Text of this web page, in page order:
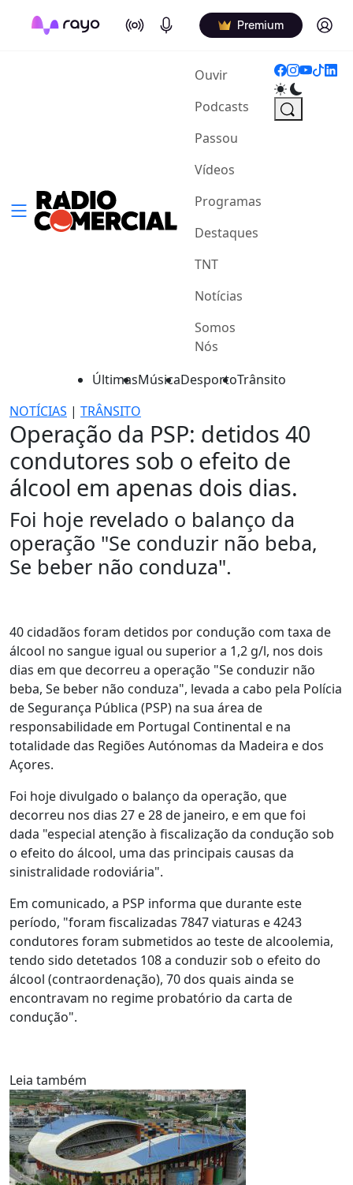
On Air Podcasts Premium Log in
Ouvir(current)
Podcasts
Passou
Vídeos
Programas
Destaques
TNT
Notícias
Somos
Nós
ÚltimasMúsicaDesportoTrânsito
NOTÍCIAS | TRÂNSITO
Operação da PSP: detidos 40
condutores sob o efeito de
álcool em apenas dois dias.
Foi hoje revelado o balanço da
operação "Se conduzir não beba,
Se beber não conduza".
40 cidadãos foram detidos por condução com taxa de
álcool no sangue igual ou superior a 1,2 g/l, nos dois
dias em que decorreu a operação "Se conduzir não
beba, Se beber não conduza", levada a cabo pela Polícia
de Segurança Pública (PSP) na sua área de
responsabilidade em Portugal Continental e na
totalidade das Regiões Autónomas da Madeira e dos
Açores.
Foi hoje divulgado o balanço da operação, que
decorreu nos dias 27 e 28 de janeiro, e em que foi
dada "especial atenção à fiscalização da condução sob
o efeito do álcool, uma das principais causas da
sinistralidade rodoviária".
Em comunicado, a PSP informa que durante este
período, "foram fiscalizadas 7847 viaturas e 4243
condutores foram submetidos ao teste de alcoolemia,
tendo sido detetados 108 a conduzir sob o efeito do
álcool (contraordenação), 70 dos quais ainda se
encontravam no regime probatório da carta de
condução".
Leia também